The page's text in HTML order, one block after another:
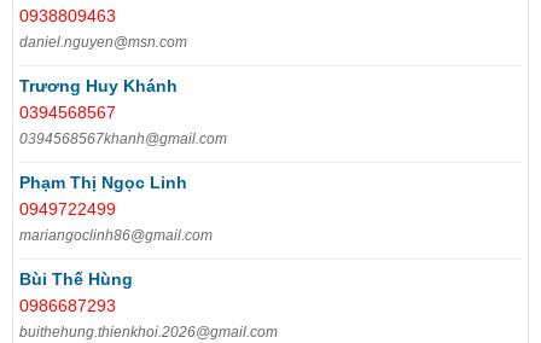
0938809463
daniel.nguyen@msn.com
Trương Huy Khánh
0394568567
0394568567khanh@gmail.com
Phạm Thị Ngọc Linh
0949722499
mariangoclinh86@gmail.com
Bùi Thế Hùng
0986687293
buithehung.thienkhoi.2026@gmail.com